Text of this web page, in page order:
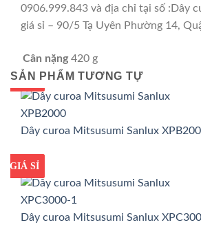
0906.999.843 và địa chỉ tại số :Dây
giá sỉ – 90/5 Tạ Uyên Phường 14,
Cân nặng 420 g
SẢN PHẨM TƯƠNG TỰ
GIÁ TỐT
GIÁ SỈ
Dây curoa Mitsusumi Sanlux
GIÁ TỐT
GIÁ SỈ
Dây curoa Mitsusumi Sanlux